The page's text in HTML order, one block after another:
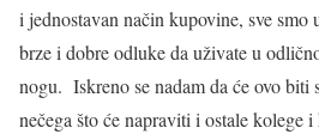
i jednostavan način kupovine, sve smo
brze i dobre odluke da uživate u
nogu. Iskreno se nadam da će ovo biti
nečega što će napraviti i ostale kolege